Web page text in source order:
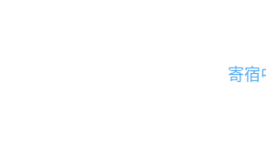
寄宿